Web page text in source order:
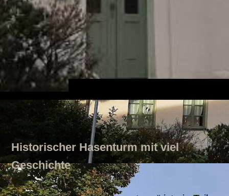
Historischer Hasenturm mit viel
Geschichte